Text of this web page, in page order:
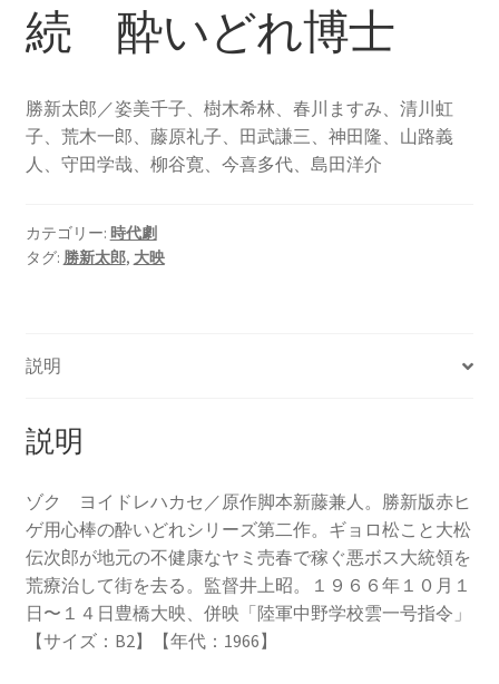
続 酔いどれ博士
勝新太郎／姿美千子、樹木希林、春川ますみ、清川虹
子、荒木一郎、藤原礼子、田武謙三、神田隆、山路義
人、守田学哉、柳谷寛、今喜多代、島田洋介
カテゴリー: 時代劇
タグ: 勝新太郎, 大映
説明
説明
ゾク ヨイドレハカセ／原作脚本新藤兼人。勝新版赤ヒ
ゲ用心棒の酔いどれシリーズ第二作。ギョロ松こと大松
伝次郎が地元の不健康なヤミ売春で稼ぐ悪ボス大統領を
荒療治して街を去る。監督井上昭。１９６６年１０月１
日〜１４日豊橋大映、併映「陸軍中野学校雲一号指令」
【サイズ：B2】【年代：1966】